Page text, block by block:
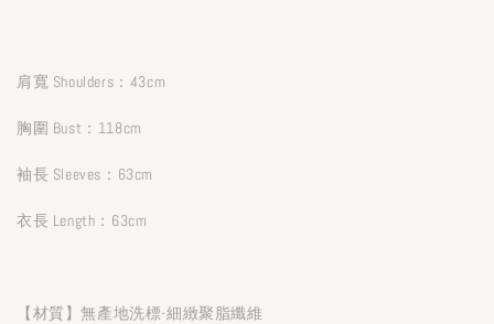
肩寬 Shoulders：43cm
胸圍 Bust：118cm
袖長 Sleeves：63cm
衣長 Length：63cm
【材質】無產地洗標-細緻聚脂纖維